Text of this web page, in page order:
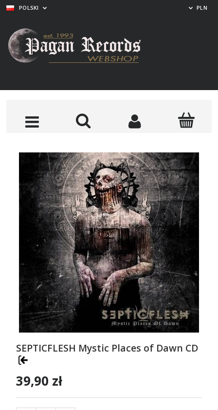
POLSKI PLN
SEPTICFLESH Mystic Places of Dawn CD
39,90 zł